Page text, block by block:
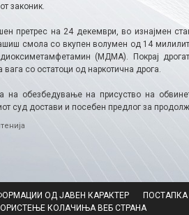
законик.
претрес на 24 декември, во изнајмен
смола со вкупен волумен од 14
(МДМА). Покрај
вага со остатоци од наркотична дрога.
на обезбедување на присуство на
суд достави и посебен предлог за
ОД ЈАВЕН КАРАКТЕР ПОСТАПКА
КОЛАЧИЊА ВЕБ СТРАНА